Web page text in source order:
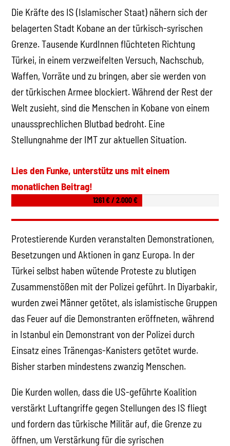
Die Kräfte des IS (Islamischer Staat) nähern sich der
belagerten Stadt Kobane an der türkisch-syrischen
Grenze. Tausende KurdInnen flüchteten Richtung
Türkei, in einem verzweifelten Versuch, Nachschub,
Waffen, Vorräte und zu bringen, aber sie werden von
der türkischen Armee blockiert. Während der Rest der
Welt zusieht, sind die Menschen in Kobane von einem
unaussprechlichen Blutbad bedroht. Eine
Stellungnahme der IMT zur aktuellen Situation.
Lies den Funke, unterstütz uns mit einem
monatlichen Beitrag!
1261 € / 2.000 €
Protestierende Kurden veranstalten Demonstrationen,
Besetzungen und Aktionen in ganz Europa. In der
Türkei selbst haben wütende Proteste zu blutigen
Zusammenstößen mit der Polizei geführt. In Diyarbakir,
wurden zwei Männer getötet, als islamistische Gruppen
das Feuer auf die Demonstranten eröffneten, während
in Istanbul ein Demonstrant von der Polizei durch
Einsatz eines Tränengas-Kanisters getötet wurde.
Bisher starben mindestens zwanzig Menschen.
Die Kurden wollen, dass die US-geführte Koalition
verstärkt Luftangriffe gegen Stellungen des IS fliegt
und fordern das türkische Militär auf, die Grenze zu
öffnen, um Verstärkung für die syrischen